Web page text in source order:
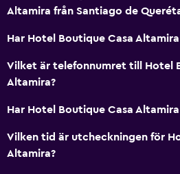
Altamira från Santiago de
Har Hotel Boutique Casa
Vilket är telefonnumret till Hotel
Altamira?
Har Hotel Boutique Casa Altamira
Vilken tid är utcheckningen för
Altamira?